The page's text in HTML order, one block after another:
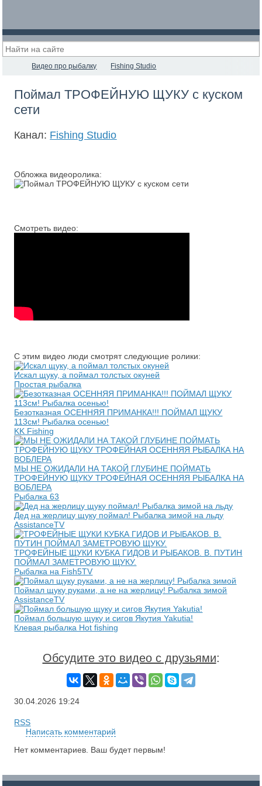
Видео про рыбалку Fishing Studio
Поймал ТРОФЕЙНУЮ ЩУКУ с куском
сети
Канал: Fishing Studio
Обложка видеоролика:
Смотреть видео:
С этим видео люди смотрят следующие ролики:
Искал щуку, а поймал толстых окуней
Простая рыбалка
Безотказная ОСЕННЯЯ ПРИМАНКА!!! ПОЙМАЛ ЩУКУ
113см! Рыбалка осенью!
KK Fishing
МЫ НЕ ОЖИДАЛИ НА ТАКОЙ ГЛУБИНЕ ПОЙМАТЬ
ТРОФЕЙНУЮ ЩУКУ ТРОФЕЙНАЯ ОСЕННЯЯ РЫБАЛКА НА
ВОБЛЕРА
Рыбалка 63
Дед на жерлицу щуку поймал! Рыбалка зимой на льду
AssistanceTV
ТРОФЕЙНЫЕ ЩУКИ КУБКА ГИДОВ И РЫБАКОВ. В. ПУТИН
ПОЙМАЛ ЗАМЕТРОВУЮ ЩУКУ.
Рыбалка на Fish5TV
Поймал щуку руками, а не на жерлицу! Рыбалка зимой
AssistanceTV
Поймал большую щуку и сигов Якутия Yakutia!
Клевая рыбалка Hot fishing
Обсудите это видео с друзьями:
30.04.2026 19:24
RSS
Написать комментарий
Нет комментариев. Ваш будет первым!